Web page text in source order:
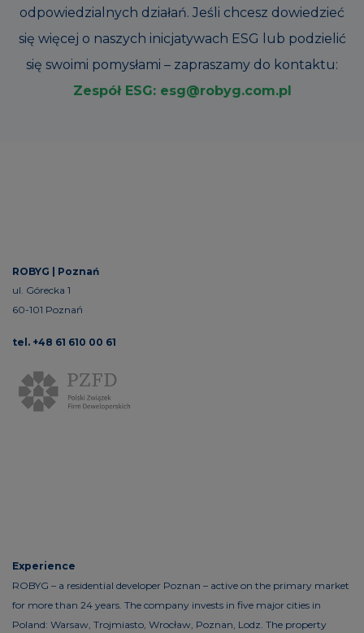
odpowiedzialnych działań. Jeśli chcesz dowiedzieć
się więcej o naszych inicjatywach ESG lub podzielić
się swoimi pomysłami – zapraszamy do kontaktu:
Zespół ESG: esg@robyg.com.pl
ROBYG | Poznań
ul. Górecka 1
60-101 Poznań
tel. +48 61 610 00 61
Experience
ROBYG – a residential developer Poznan – active on the primary market
for more than 24 years. The company invests in five major cities in
Poland: Warsaw, Trojmiasto, Wrocław, Poznan, Lodz. The property